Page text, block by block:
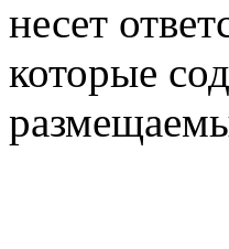
несет
которые